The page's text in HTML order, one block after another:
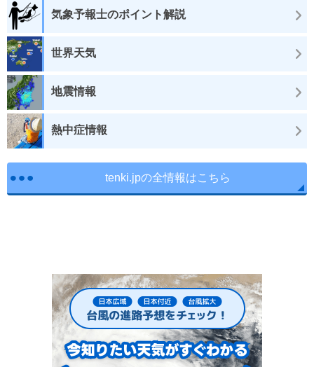
気象予報士のポイント解説
世界天気
地震情報
熱中症情報
tenki.jpの全情報はこちら